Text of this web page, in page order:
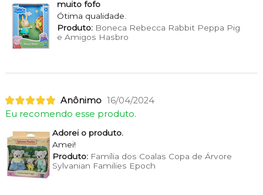
muito fofo
Ótima qualidade.
Produto:Boneca Rebecca Rabbit Peppa Pig
e Amigos Hasbro
Anônimo 16/04/2024
Eu recomendo esse produto.
Adorei o produto.
Amei!
Produto:Família dos Coalas Copa de Árvore
Sylvanian Families Epoch